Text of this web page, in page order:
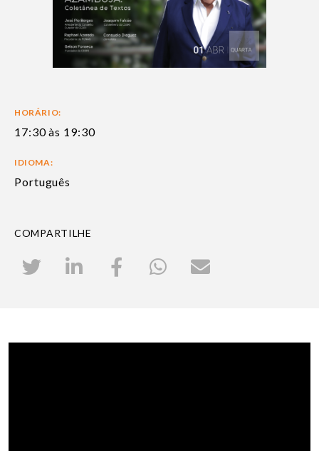
HORÁRIO:
17:30 às 19:30
IDIOMA:
Português
COMPARTILHE